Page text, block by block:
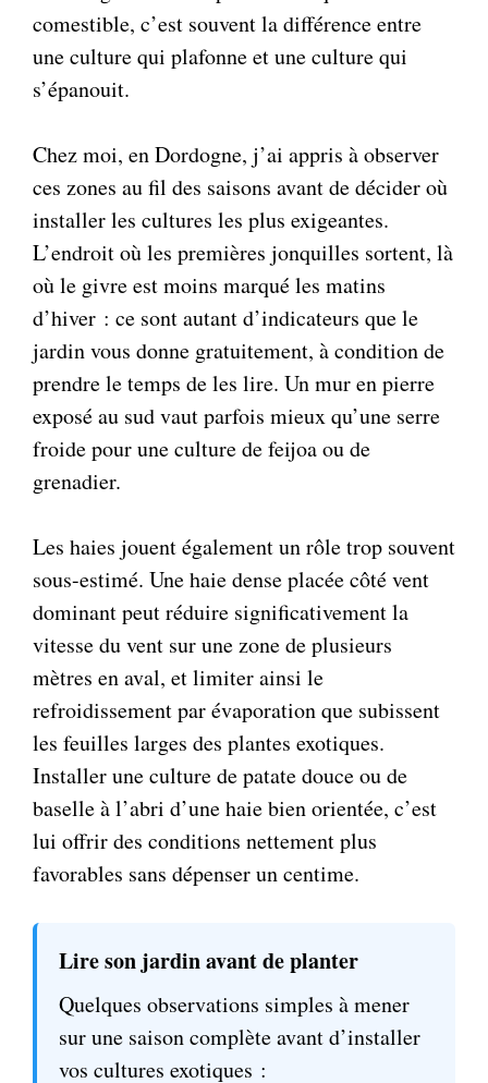
comestible, c’est souvent la différence entre
une culture qui plafonne et une culture qui
s’épanouit.
Chez moi, en Dordogne, j’ai appris à observer
ces zones au fil des saisons avant de décider où
installer les cultures les plus exigeantes.
L’endroit où les premières jonquilles sortent, là
où le givre est moins marqué les matins
d’hiver : ce sont autant d’indicateurs que le
jardin vous donne gratuitement, à condition de
prendre le temps de les lire. Un mur en pierre
exposé au sud vaut parfois mieux qu’une serre
froide pour une culture de feijoa ou de
grenadier.
Les haies jouent également un rôle trop souvent
sous-estimé. Une haie dense placée côté vent
dominant peut réduire significativement la
vitesse du vent sur une zone de plusieurs
mètres en aval, et limiter ainsi le
refroidissement par évaporation que subissent
les feuilles larges des plantes exotiques.
Installer une culture de patate douce ou de
baselle à l’abri d’une haie bien orientée, c’est
lui offrir des conditions nettement plus
favorables sans dépenser un centime.
Lire son jardin avant de planter
Quelques observations simples à mener
sur une saison complète avant d’installer
vos cultures exotiques :